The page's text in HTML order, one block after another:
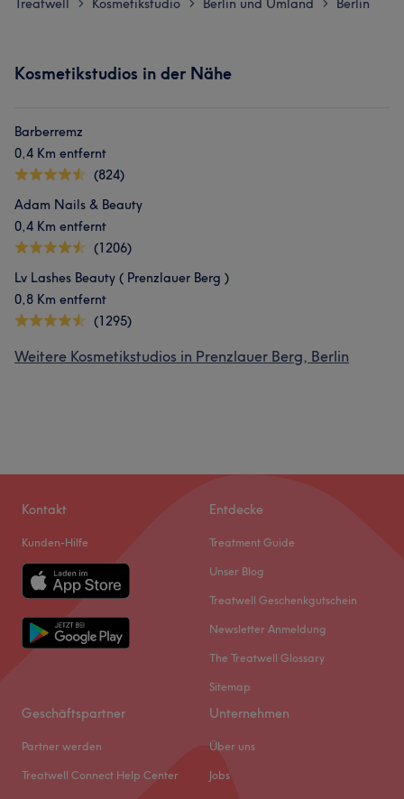
Treatwell > Kosmetikstudio > Berlin und Umland > Berlin
Kosmetikstudios in der Nähe
Barberremz
0,4 Km entfernt
(824)
Adam Nails & Beauty
0,4 Km entfernt
(1206)
Lv Lashes Beauty ( Prenzlauer Berg )
0,8 Km entfernt
(1295)
Weitere Kosmetikstudios in Prenzlauer Berg, Berlin
Kontakt
Kunden-Hilfe
Entdecke
Treatment Guide
Unser Blog
Treatwell Geschenkgutschein
Newsletter Anmeldung
The Treatwell Glossary
Sitemap
Geschäftspartner
Partner werden
Treatwell Connect Help Center
Unternehmen
Über uns
Jobs